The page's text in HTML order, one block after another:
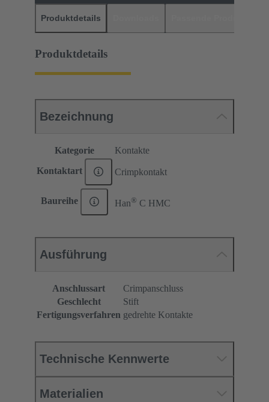
Produktdetails
Produktdetails
Bezeichnung
Kategorie Kontakte
Kontaktart Crimpkontakt
Baureihe Han® C HMC
Ausführung
Anschlussart
Crimpanschluss
Geschlecht
Stift
Fertigungsverfahren gedrehte Kontakte
Technische Kennwerte
Materialien